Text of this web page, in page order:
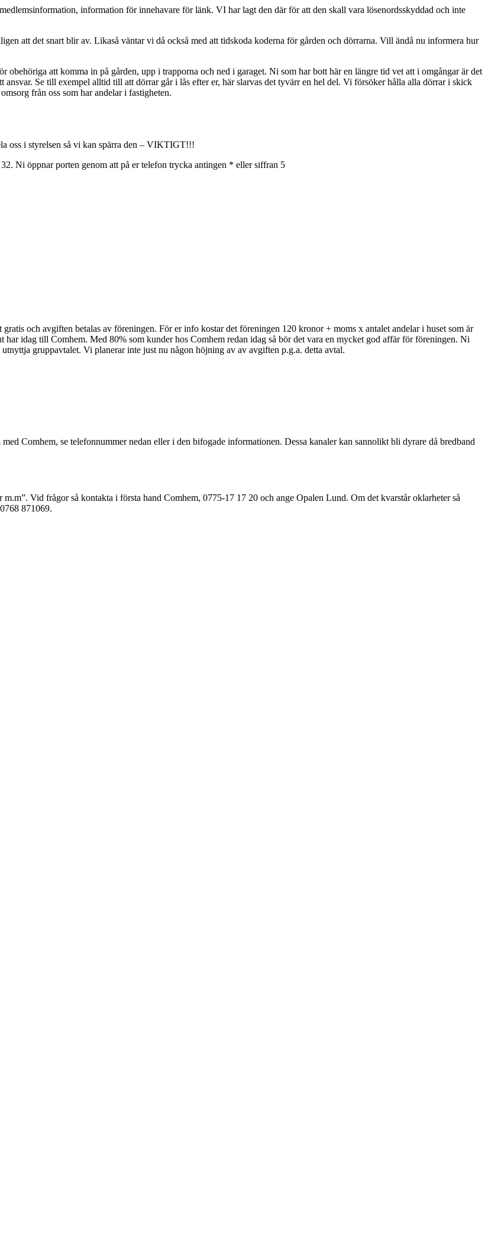
information för innehavare för länk. VI har lagt den där för att den skall vara lösenordsskyddad och inte
att det snart blir av. Likaså väntar vi då också med att tidskoda koderna för gården och dörrarna. Vill ändå nu informera hur
obehöriga att komma in på gården, upp i trapporna och ned i garaget. Ni som har bott här en längre tid vet att i omgångar är det
Se till exempel alltid till att dörrar går i lås efter er, här slarvas det tyvärr en hel del. Vi försöker hålla alla dörrar i skick
från oss som har andelar i fastigheten.
oss i styrelsen så vi kan spärra den – VIKTIGT!!!
Ni öppnar porten genom att på er telefon trycka antingen * eller siffran 5
och avgiften betalas av föreningen. För er info kostar det föreningen 120 kronor + moms x antalet andelar i huset som är
idag till Comhem. Med 80% som kunder hos Comhem redan idag så bör det vara en mycket god affär för föreningen. Ni
gruppavtalet. Vi planerar inte just nu någon höjning av av avgiften p.g.a. detta avtal.
Comhem, se telefonnummer nedan eller i den bifogade informationen. Dessa kanaler kan sannolikt bli dyrare då bredband
Vid frågor så kontakta i första hand Comhem, 0775-17 17 20 och ange Opalen Lund. Om det kvarstår oklarheter så
871069.